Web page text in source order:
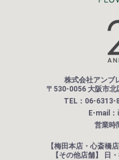
株式会社アンブ
〒530-0056 大阪市北
TEL：06-6313-
E-mail
営業時
【梅田本店・心斎橋店
【その他店舗】
日